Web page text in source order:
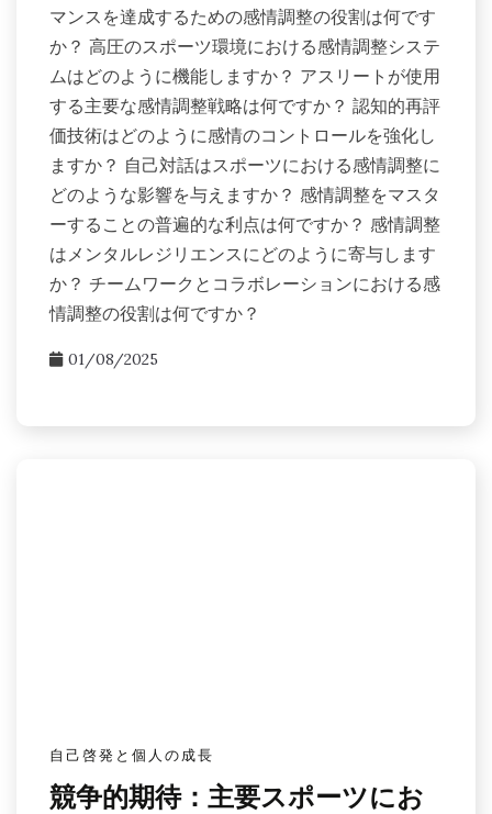
マンスを達成するための感情調整の役割は何です
か？ 高圧のスポーツ環境における感情調整システ
ムはどのように機能しますか？ アスリートが使用
する主要な感情調整戦略は何ですか？ 認知的再評
価技術はどのように感情のコントロールを強化し
ますか？ 自己対話はスポーツにおける感情調整に
どのような影響を与えますか？ 感情調整をマスタ
ーすることの普遍的な利点は何ですか？ 感情調整
はメンタルレジリエンスにどのように寄与します
か？ チームワークとコラボレーションにおける感
情調整の役割は何ですか？
01/08/2025
自己啓発と個人の成長
競争的期待：主要スポーツにお